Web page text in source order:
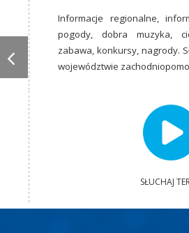
Informacje regionalne,
pogody, dobra muzyka,
zabawa, konkursy, nagrody.
województwie
SŁUCHAJ